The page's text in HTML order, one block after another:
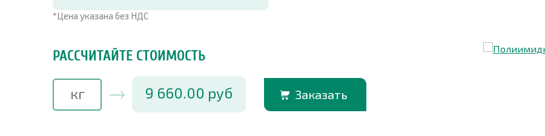
*Цена указана без НДС
РАССЧИТАЙТЕ СТОИМОСТЬ
9 660.00 руб Заказать